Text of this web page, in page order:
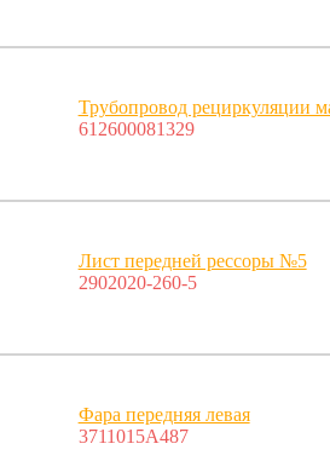
Трубопровод рециркуляции
612600081329
Лист передней рессоры №5
2902020-260-5
Фара передняя левая
3711015A487